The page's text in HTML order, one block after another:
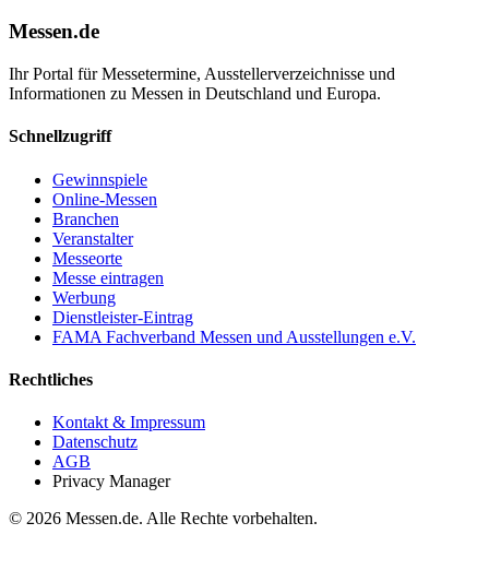
Messen.de
Ihr Portal für Messetermine, Ausstellerverzeichnisse und
Informationen zu Messen in Deutschland und Europa.
Schnellzugriff
Gewinnspiele
Online-Messen
Branchen
Veranstalter
Messeorte
Messe eintragen
Werbung
Dienstleister-Eintrag
FAMA Fachverband Messen und Ausstellungen e.V.
Rechtliches
Kontakt & Impressum
Datenschutz
AGB
Privacy Manager
© 2026 Messen.de. Alle Rechte vorbehalten.